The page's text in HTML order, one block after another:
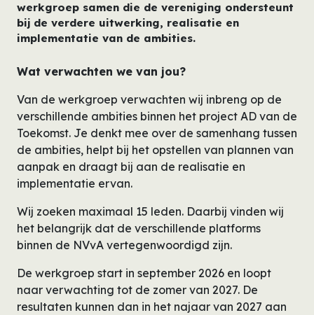
werkgroep samen die de vereniging ondersteunt
bij de verdere uitwerking, realisatie en
implementatie van de ambities.
Wat verwachten we van jou?
Van de werkgroep verwachten wij inbreng op de
verschillende ambities binnen het project AD van de
Toekomst. Je denkt mee over de samenhang tussen
de ambities, helpt bij het opstellen van plannen van
aanpak en draagt bij aan de realisatie en
implementatie ervan.
Wij zoeken maximaal 15 leden. Daarbij vinden wij
het belangrijk dat de verschillende platforms
binnen de NVvA vertegenwoordigd zijn.
De werkgroep start in september 2026 en loopt
naar verwachting tot de zomer van 2027. De
resultaten kunnen dan in het najaar van 2027 aan